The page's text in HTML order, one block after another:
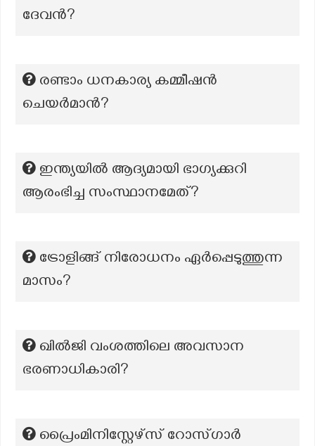
ദേവൻ?
രണ്ടാം ധനകാര്യ കമ്മീഷൻ
ചെയർമാൻ?
ഇന്ത്യയിൽ ആദ്യമായി ഭാഗ്യക്കുറി
ആരംഭിച്ച സംസ്ഥാനമേത്?
ട്രോളിങ്ങ് നിരോധനം ഏർപ്പെടുത്തുന്ന
മാസം?
ഖിൽജി വംശത്തിലെ അവസാന
ഭരണാധികാരി?
പ്രൈംമിനിസ്റ്റേഴ്സ് റോസ്ഗാര്‍